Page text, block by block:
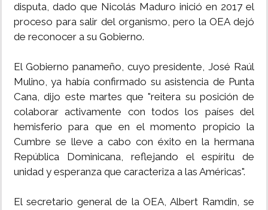
disputa, dado que Nicolás Maduro inició en 2017 el
proceso para salir del organismo, pero la OEA dejó
de reconocer a su Gobierno.
El Gobierno panameño, cuyo presidente, José Raúl
Mulino, ya había confirmado su asistencia de Punta
Cana, dijo este martes que "reitera su posición de
colaborar activamente con todos los países del
hemisferio para que en el momento propicio la
Cumbre se lleve a cabo con éxito en la hermana
República Dominicana, reflejando el espíritu de
unidad y esperanza que caracteriza a las Américas".
El secretario general de la OEA, Albert Ramdin, se